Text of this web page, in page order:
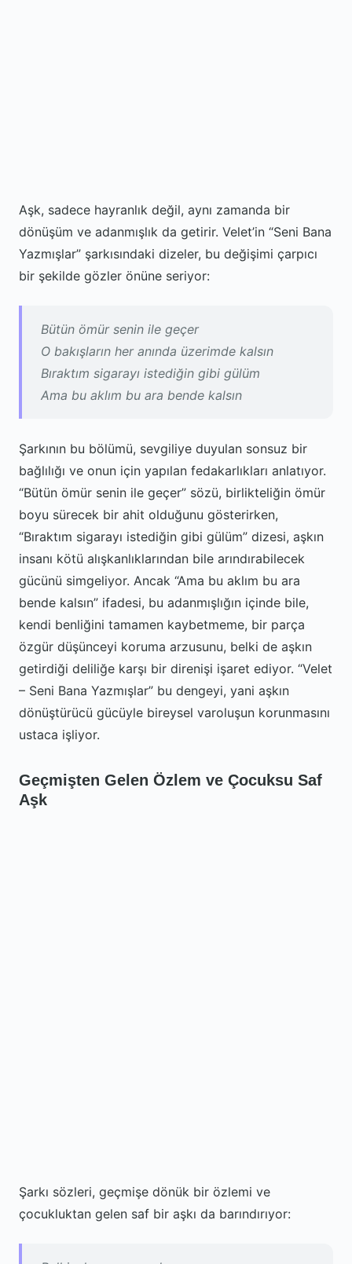
Aşk, sadece hayranlık değil, aynı zamanda bir
dönüşüm ve adanmışlık da getirir. Velet’in “Seni Bana
Yazmışlar” şarkısındaki dizeler, bu değişimi çarpıcı
bir şekilde gözler önüne seriyor:
Bütün ömür senin ile geçer
O bakışların her anında üzerimde kalsın
Bıraktım sigarayı istediğin gibi gülüm
Ama bu aklım bu ara bende kalsın
Şarkının bu bölümü, sevgiliye duyulan sonsuz bir
bağlılığı ve onun için yapılan fedakarlıkları anlatıyor.
“Bütün ömür senin ile geçer” sözü, birlikteliğin ömür
boyu sürecek bir ahit olduğunu gösterirken,
“Bıraktım sigarayı istediğin gibi gülüm” dizesi, aşkın
insanı kötü alışkanlıklarından bile arındırabilecek
gücünü simgeliyor. Ancak “Ama bu aklım bu ara
bende kalsın” ifadesi, bu adanmışlığın içinde bile,
kendi benliğini tamamen kaybetmeme, bir parça
özgür düşünceyi koruma arzusunu, belki de aşkın
getirdiği deliliğe karşı bir direnişi işaret ediyor. “Velet
– Seni Bana Yazmışlar” bu dengeyi, yani aşkın
dönüştürücü gücüyle bireysel varoluşun korunmasını
ustaca işliyor.
Geçmişten Gelen Özlem ve Çocuksu Saf
Aşk
Şarkı sözleri, geçmişe dönük bir özlemi ve
çocukluktan gelen saf bir aşkı da barındırıyor: